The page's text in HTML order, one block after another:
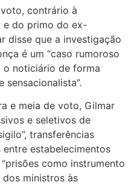
contrário à
e do primo do ex-
disse que a investigação
é um “caso rumoroso
o noticiário de forma
sensacionalista”.
e meia de voto, Gilmar
e seletivos de
transferências
estabelecimentos
como instrumento
dos ministros às